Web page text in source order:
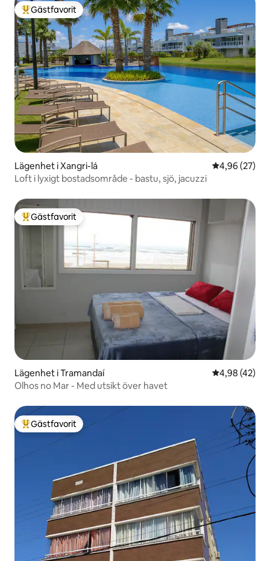
Populär gästfavorit
Gästfavorit
Lägenhet i Xangri-lá 4,96 av 5 i
4,96 (27)
Loft i lyxigt bostadsområde - bastu, sjö, jacuzzi
Populär gästfavorit
Gästfavorit
Lägenhet i Tramandaí 4,98 av 5 i
4,98 (42)
Olhos no Mar - Med utsikt över havet
Populär gästfavorit
Gästfavorit